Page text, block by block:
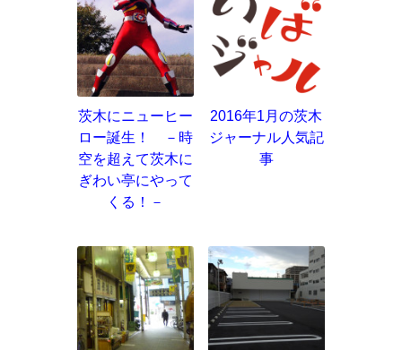
茨木にニューヒー
ロー誕生！ －時
空を超えて茨木に
ぎわい亭にやって
くる！－
2016年1月の茨木
ジャーナル人気記
事